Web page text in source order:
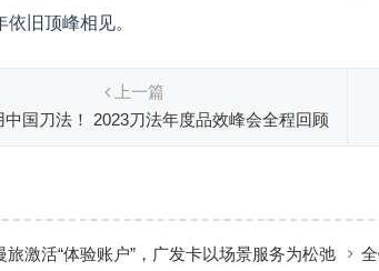
依旧顶峰相见。
上一篇
中国刀法！ 2023刀法年度品效峰会全程回顾
旅激活“体验账户”，广发卡以场景服务为松弛